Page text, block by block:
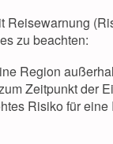
Reisewarnung
zu beachten:
Region
Zeitpunkt der
Risiko für eine